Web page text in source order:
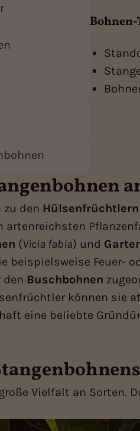
zu den Hülsenfrüchtlern
artenreichsten
(Vicia fabia) und
beispielsweise Feuer-
den Buschbohnen
können sie
eine beliebte
Vielfalt an Sorten.